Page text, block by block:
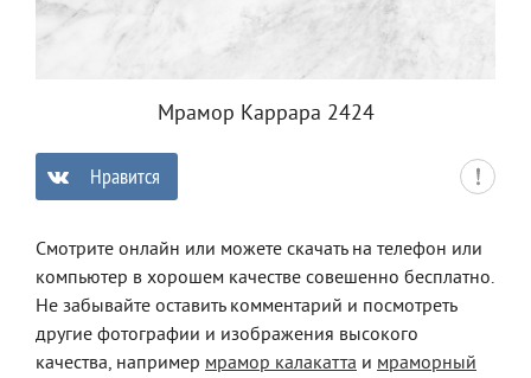
Мрамор Каррара 2424
Нравится
Смотрите онлайн или можете скачать на телефон или
компьютер в хорошем качестве совешенно бесплатно.
Не забывайте оставить комментарий и посмотреть
другие фотографии и изображения высокого
качества, например мрамор калакатта и мраморный